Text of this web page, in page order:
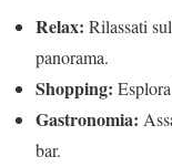
Relax: Rilassati
panorama.
Shopping:
Gastronomia:
bar.